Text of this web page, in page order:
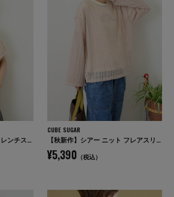
【秋新作】シアー ニット フレンチスリーブ プルオーバー
CUBE SUGAR
【秋新作】シアー ニット フレアスリーブ プルオーバー
¥5,390 （税込）